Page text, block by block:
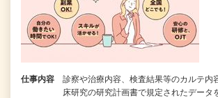
仕事内容
診察や治療内容、検査結果等のカルテ内
床研究の研究計画書で規定されたデータ